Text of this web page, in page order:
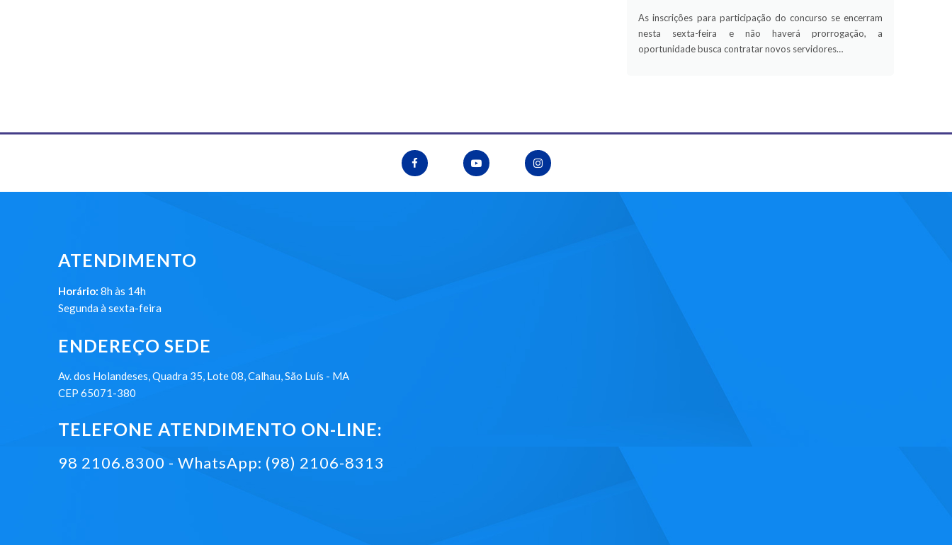
As inscrições para participação do concurso se encerram
nesta sexta-feira e não haverá prorrogação, a
oportunidade busca contratar novos servidores…
ATENDIMENTO
Horário: 8h às 14h
Segunda à sexta-feira
ENDEREÇO SEDE
Av. dos Holandeses, Quadra 35, Lote 08, Calhau, São Luís - MA
CEP 65071-380
TELEFONE ATENDIMENTO ON-LINE:
98 2106.8300 - WhatsApp: (98) 2106-8313